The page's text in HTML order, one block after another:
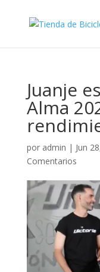
Juanje
Alma
por admin | Jun
Comentarios